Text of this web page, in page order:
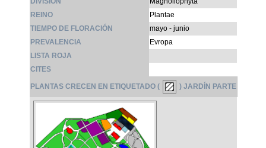
REINO
Plantae
TIEMPO DE FLORACIÓN
mayo - junio
PREVALENCIA
Evropa
LISTA ROJA
CITES
PLANTAS CRECEN EN ETIQUETADO ( ) JARDÍN PARTE